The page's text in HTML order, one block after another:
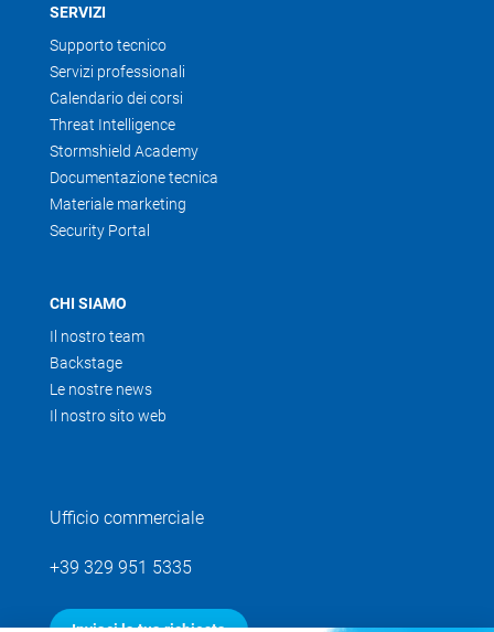
SERVIZI
Supporto tecnico
Servizi professionali
Calendario dei corsi
Threat Intelligence
Stormshield Academy
Documentazione tecnica
Materiale marketing
Security Portal
CHI SIAMO
Il nostro team
Backstage
Le nostre news
Il nostro sito web
Ufficio commerciale
+39 329 951 5335